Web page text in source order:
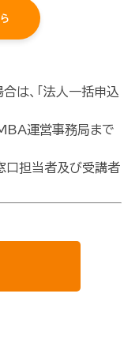
は、「法人一括申込
運営事務局まで
口担当者及び受講者